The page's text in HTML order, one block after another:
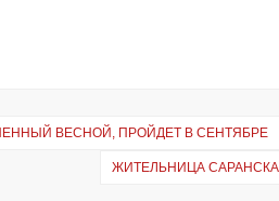
ВЕСНОЙ, ПРОЙДЕТ В СЕНТЯБРЕ
ЖИТЕЛЬНИЦА